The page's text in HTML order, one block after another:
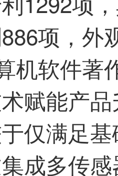
项，外
机软件著
赋能产
仅满足
成多传